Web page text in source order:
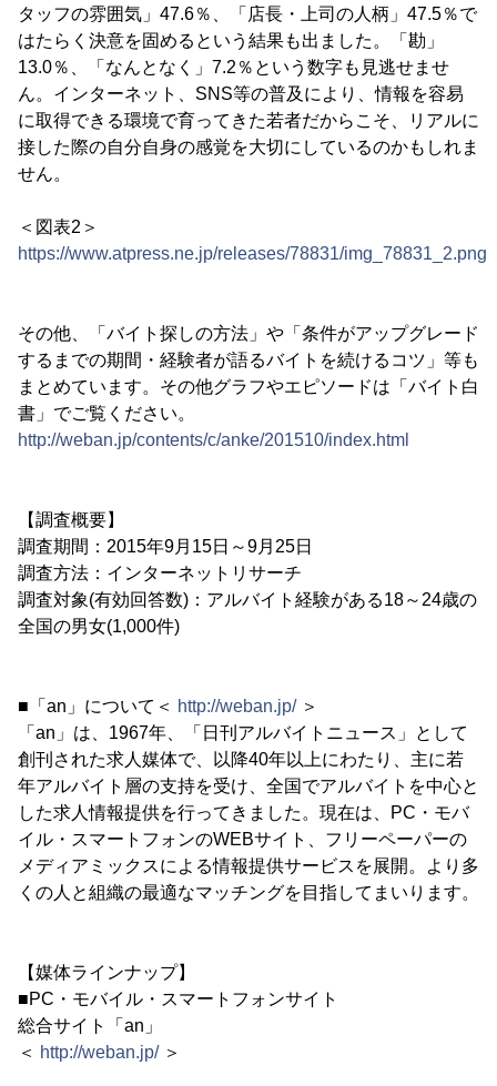
タッフの雰囲気」47.6％、「店長・上司の人柄」47.5％で
はたらく決意を固めるという結果も出ました。「勘」
13.0％、「なんとなく」7.2％という数字も見逃せませ
ん。インターネット、SNS等の普及により、情報を容易
に取得できる環境で育ってきた若者だからこそ、リアルに
接した際の自分自身の感覚を大切にしているのかもしれま
せん。
＜図表2＞
https://www.atpress.ne.jp/releases/78831/img_78831_2.png
その他、「バイト探しの方法」や「条件がアップグレード
するまでの期間・経験者が語るバイトを続けるコツ」等も
まとめています。その他グラフやエピソードは「バイト白
書」でご覧ください。
http://weban.jp/contents/c/anke/201510/index.html
【調査概要】
調査期間：2015年9月15日～9月25日
調査方法：インターネットリサーチ
調査対象(有効回答数)：アルバイト経験がある18～24歳の
全国の男女(1,000件)
■「an」について＜ http://weban.jp/＞
「an」は、1967年、「日刊アルバイトニュース」として
創刊された求人媒体で、以降40年以上にわたり、主に若
年アルバイト層の支持を受け、全国でアルバイトを中心と
した求人情報提供を行ってきました。現在は、PC・モバ
イル・スマートフォンのWEBサイト、フリーペーパーの
メディアミックスによる情報提供サービスを展開。より多
くの人と組織の最適なマッチングを目指してまいります。
【媒体ラインナップ】
■PC・モバイル・スマートフォンサイト
総合サイト「an」
＜ http://weban.jp/＞